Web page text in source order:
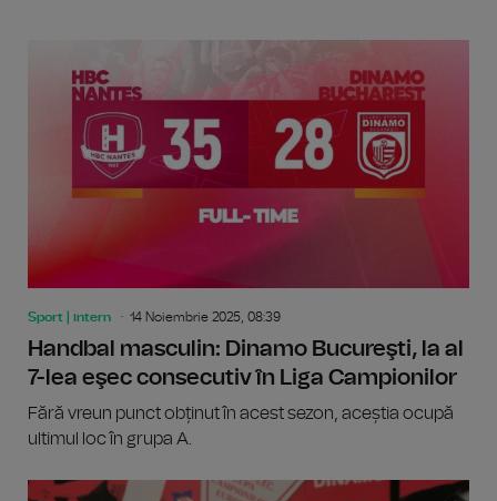
Sport | intern 14 Noiembrie 2025, 08:39
Handbal masculin: Dinamo Bucureşti, la al
7-lea eşec consecutiv în Liga Campionilor
Fără vreun punct obținut în acest sezon, aceștia ocupă
ultimul loc în grupa A.